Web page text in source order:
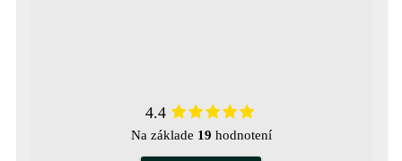
4.4
Na základe 19 hodnotení